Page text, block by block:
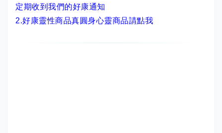
定期收到我們的好康通知
2.好康靈性商品真圓身心靈商品請點我